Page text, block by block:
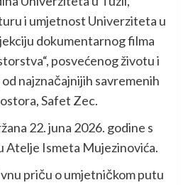
i umjetnost Univerziteta u
dokumentarnog filma
posvećenog životu i
najznačajnijih savremenih
Safet Zec.
22. juna 2026. godine s
Atelje Ismeta Mujezinovića.
priču o umjetničkom putu